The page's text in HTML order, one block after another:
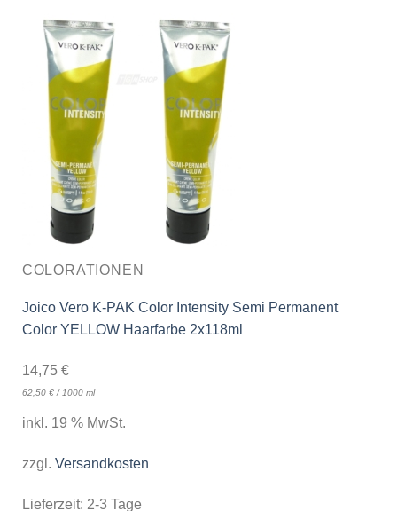
COLORATIONEN
Joico Vero K-PAK Color Intensity Semi Permanent
Color YELLOW Haarfarbe 2x118ml
14,75 €
62,50 €/1000 ml
inkl. 19 % MwSt.
zzgl. Versandkosten
Lieferzeit: 2-3 Tage